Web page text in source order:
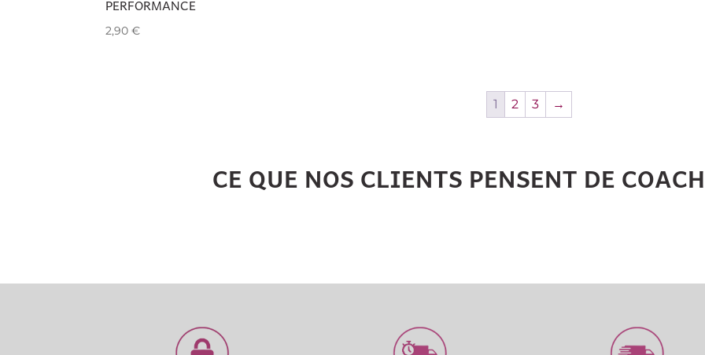
PERFORMANCE
2,90€
1 2 3 →
CE QUE NOS CLIENTS PENSENT DE